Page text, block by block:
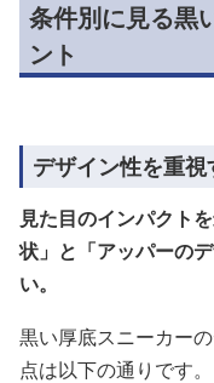
条件別に見る黒
ント
デザイン性を重
見た目のインパクト
状」と「アッパーの
い。
黒い厚底スニーカー
点は以下の通りです。